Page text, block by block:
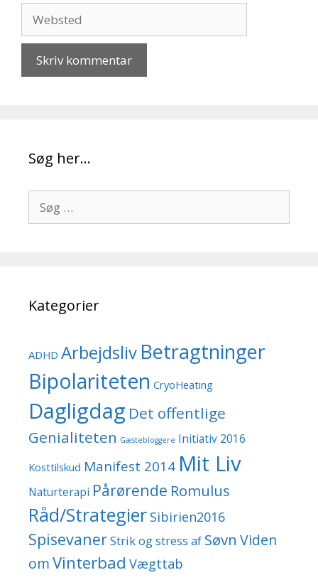
Søg her…
efter:
Kategorier
ADHD Arbejdsliv Betragtninger
Bipolariteten CryoHeating
Dagligdag Det offentlige
Genialiteten Gæstebloggere Initiativ 2016
Kosttilskud Manifest 2014 Mit Liv
Naturterapi Pårørende Romulus
Råd/Strategier Sibirien2016
SpisevanerStrik og stress af Søvn Viden
omVinterbad Vægttab